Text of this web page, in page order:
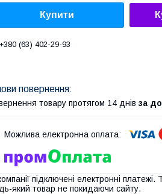
Купити
+380 (63) 402-29-93
товару протягом 14 днів за
підключені електронні
який товар не покидаючи сайту.